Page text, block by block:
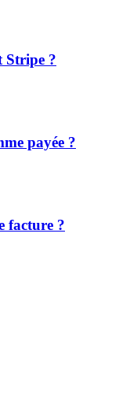
Stripe ?
payée ?
facture ?